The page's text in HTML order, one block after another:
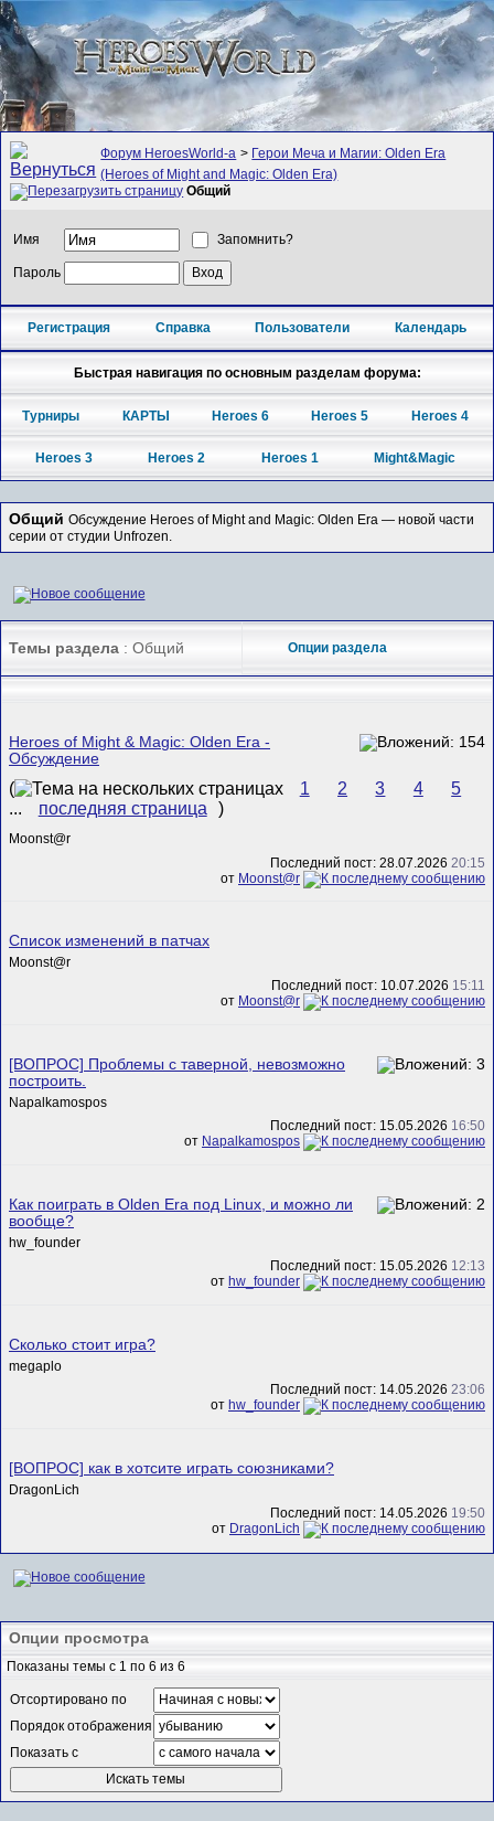
Форум HeroesWorld-а > Герои Меча и Магии: Olden Era
(Heroes of Might and Magic: Olden Era)
Общий
Имя Запомнить?
Пароль
Регистрация Справка Пользователи Календарь
Быстрая навигация по основным разделам форума:
Турниры КАРТЫ Heroes 6 Heroes 5 Heroes 4
Heroes 3 Heroes 2 Heroes 1 Might&Magic
Общий Обсуждение Heroes of Might and Magic: Olden Era — новой части
серии от студии Unfrozen.
Темы раздела : Общий Опции раздела
Heroes of Might & Magic: Olden Era -
Обсуждение
( 1 2 3 4
5
...
последняя страница )
Mооnst@r
Последний пост: 28.07.2026 20:15
от Mооnst@r
Список изменений в патчах
Mооnst@r
Последний пост: 10.07.2026 15:11
от Mооnst@r
[ВОПРОС] Проблемы с таверной, невозможно
построить.
Napalkamospos
Последний пост: 15.05.2026 16:50
от Napalkamospos
Как поиграть в Olden Era под Linux, и можно ли
вообще?
hw_founder
Последний пост: 15.05.2026 12:13
от hw_founder
Сколько стоит игра?
megaplo
Последний пост: 14.05.2026 23:06
от hw_founder
[ВОПРОС] как в хотсите играть союзниками?
DragonLich
Последний пост: 14.05.2026 19:50
от DragonLich
Опции просмотра
Показаны темы с 1 по 6 из 6
Отсортировано по
Порядок отображения
Показать с